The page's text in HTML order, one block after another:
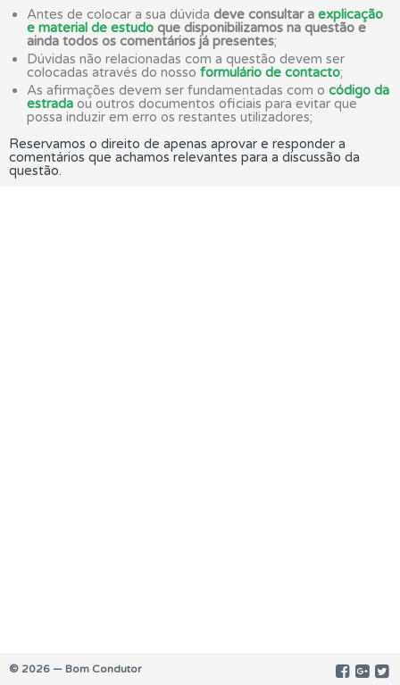
Antes de colocar a sua dúvida deve consultar a explicação
e material de estudo que disponibilizamos na questão e
ainda todos os comentários já presentes;
Dúvidas não relacionadas com a questão devem ser
colocadas através do nosso formulário de contacto;
As afirmações devem ser fundamentadas com o código da
estrada ou outros documentos oficiais para evitar que
possa induzir em erro os restantes utilizadores;
Reservamos o direito de apenas aprovar e responder a
comentários que achamos relevantes para a discussão da
questão.
© 2026 — Bom Condutor